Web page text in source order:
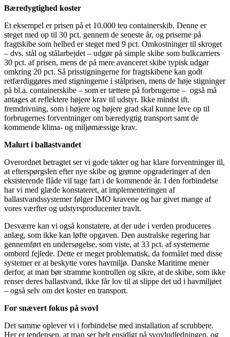
Bæredygtighed koster
Et eksempel er prisen på et 10.000 teu containerskib. Denne er
steget med op til 30 pct. gennem de seneste år, og priserne på
fragtskibe som helhed er steget med 9 pct. Omkostninger til skroget
– dvs. stål og stålarbejdet – udgør på simple skibe som bulkcarriers
30 pct. af prisen, mens de på mere avanceret skibe typisk udgør
omkring 20 pct. Så prisstigningerne for fragtskibene kan godt
retfærdiggøres med stigningerne i stålprisen, mens de høje stigninger
på bl.a. containerskibe – som er tættere på forbrugerne – også må
antages at reflektere højere krav til udstyr. Ikke mindst ift.
fremdrivning, som i højere og højere grad skal kunne leve op til
forbrugernes forventninger om bæredygtig transport samt de
kommende klima- og miljømæssige krav.
Malurt i ballastvandet
Overordnet betragtet ser vi gode takter og har klare forventninger til,
at efterspørgslen efter nye skibe og grønne opgraderinger af den
eksisterende flåde vil tage fart i de kommende år. I den forbindelse
har vi med glæde konstateret, at implementeringen af
ballastvandssystemer følger IMO kravene og har givet mange af
vores værfter og udstyrsproducenter travlt.
Desværre kan vi også konstatere, at der ude i verden produceres
anlæg, som ikke kan løfte opgaven. Den australske regering har
gennemført en undersøgelse, som viste, at 33 pct. af systemerne
ombord fejlede. Dette er meget problematisk, da formålet med disse
systemer er at beskytte vores havmiljø. Danske Maritime mener
derfor, at man bør stramme kontrollen og sikre, at de skibe, som ikke
renser deres ballastvand, ikke får lov til at slippe det ud i havmiljøet
– også selv om det koster en transport.
For snævert fokus på svovl
Det samme oplever vi i forbindelse med installation af scrubbere.
Her er tendensen, at man ser helt ensidigt på svovludledningen, og